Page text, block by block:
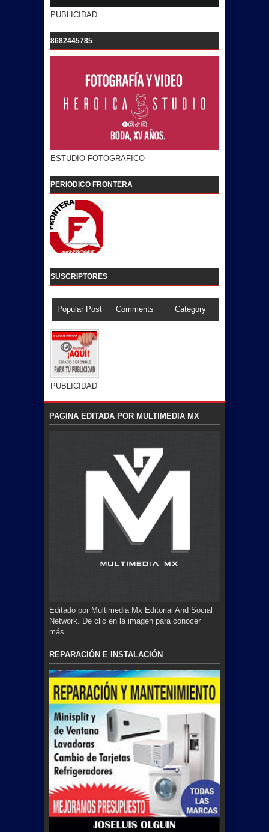
PUBLICIDAD.
8682445785
ESTUDIO FOTOGRAFICO
PERIODICO FRONTERA
SUSCRIPTORES
Popular Post Comments Category
PUBLICIDAD
PAGINA EDITADA POR MULTIMEDIA MX
Editado por Multimedia Mx Editorial And Social
Network. De clic en la imagen para conocer
más.
REPARACIÓN E INSTALACIÓN